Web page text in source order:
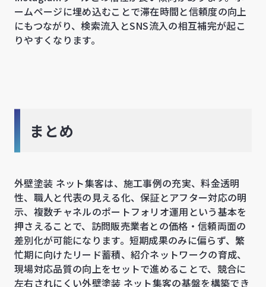
ームページに埋め込むことで滞在時間と信頼度の向上
にもつながり、検索流入とSNS流入の相互補完が起こ
りやすくなります。
まとめ
外壁塗装 ネット集客は、施工事例の充実、料金透明
性、職人と代表の見える化、保証とアフター対応の明
示、複数チャネルのポートフォリオ運用という基本を
押さえることで、訪問販売業者との価格・信頼両面の
差別化が可能になります。短期成果のみに偏らず、繁
忙期に向けたリード蓄積、紹介ネットワークの育成、
現場対応品質の向上をセットで進めることで、競合に
左右されにくい外壁塗装 ネット集客の基盤を構築でき